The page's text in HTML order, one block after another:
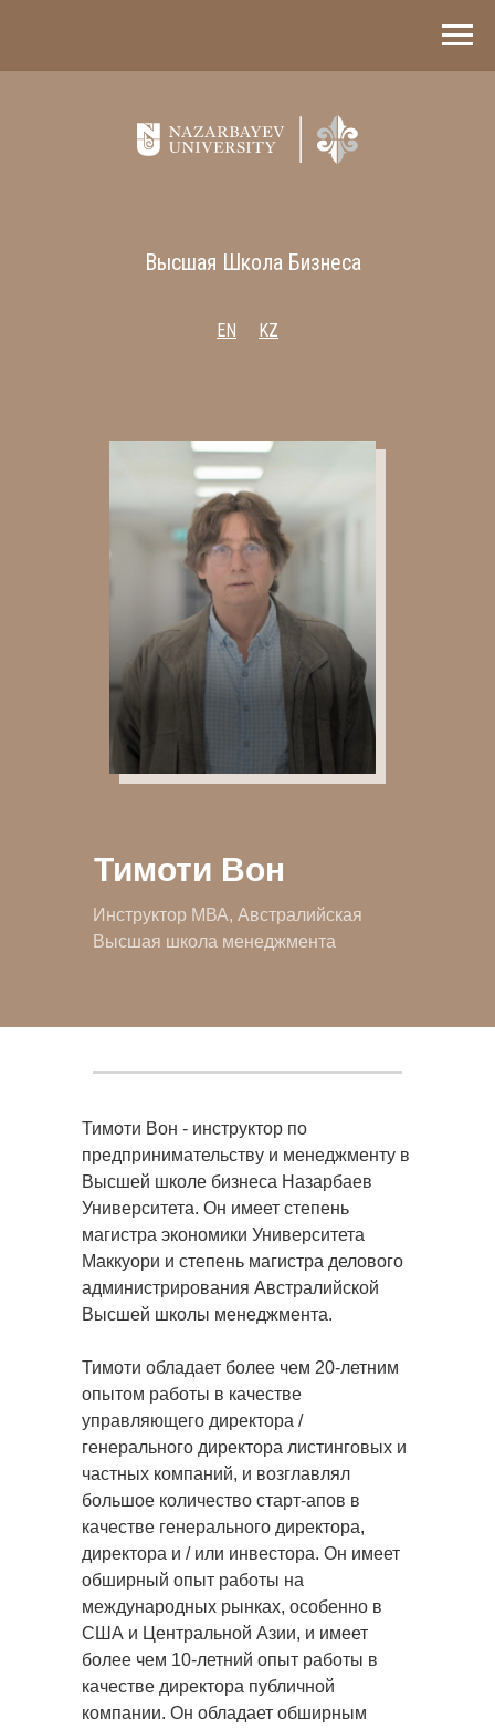
Высшая Школа Бизнеса
EN KZ
Тимоти Вон
Инструктор МВА, Австралийская
Высшая школа менеджмента
Тимоти Вон - инструктор по
предпринимательству и менеджменту в
Высшей школе бизнеса Назарбаев
Университета. Он имеет степень
магистра экономики Университета
Маккуори и степень магистра делового
администрирования Австралийской
Высшей школы менеджмента.
Тимоти обладает более чем 20-летним
опытом работы в качестве
управляющего директора /
генерального директора листинговых и
частных компаний, и возглавлял
большое количество старт-апов в
качестве генерального директора,
директора и / или инвестора. Он имеет
обширный опыт работы на
международных рынках, особенно в
США и Центральной Азии, и имеет
более чем 10-летний опыт работы в
качестве директора публичной
компании. Он обладает обширным